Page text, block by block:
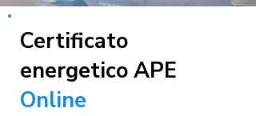
Certificato
energetico APE
Online